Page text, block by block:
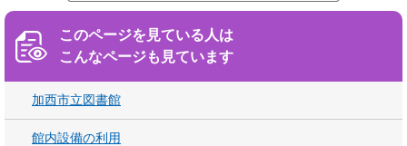
このページを見ている人は
こんなページも見ています
加西市立図書館
館内設備の利用